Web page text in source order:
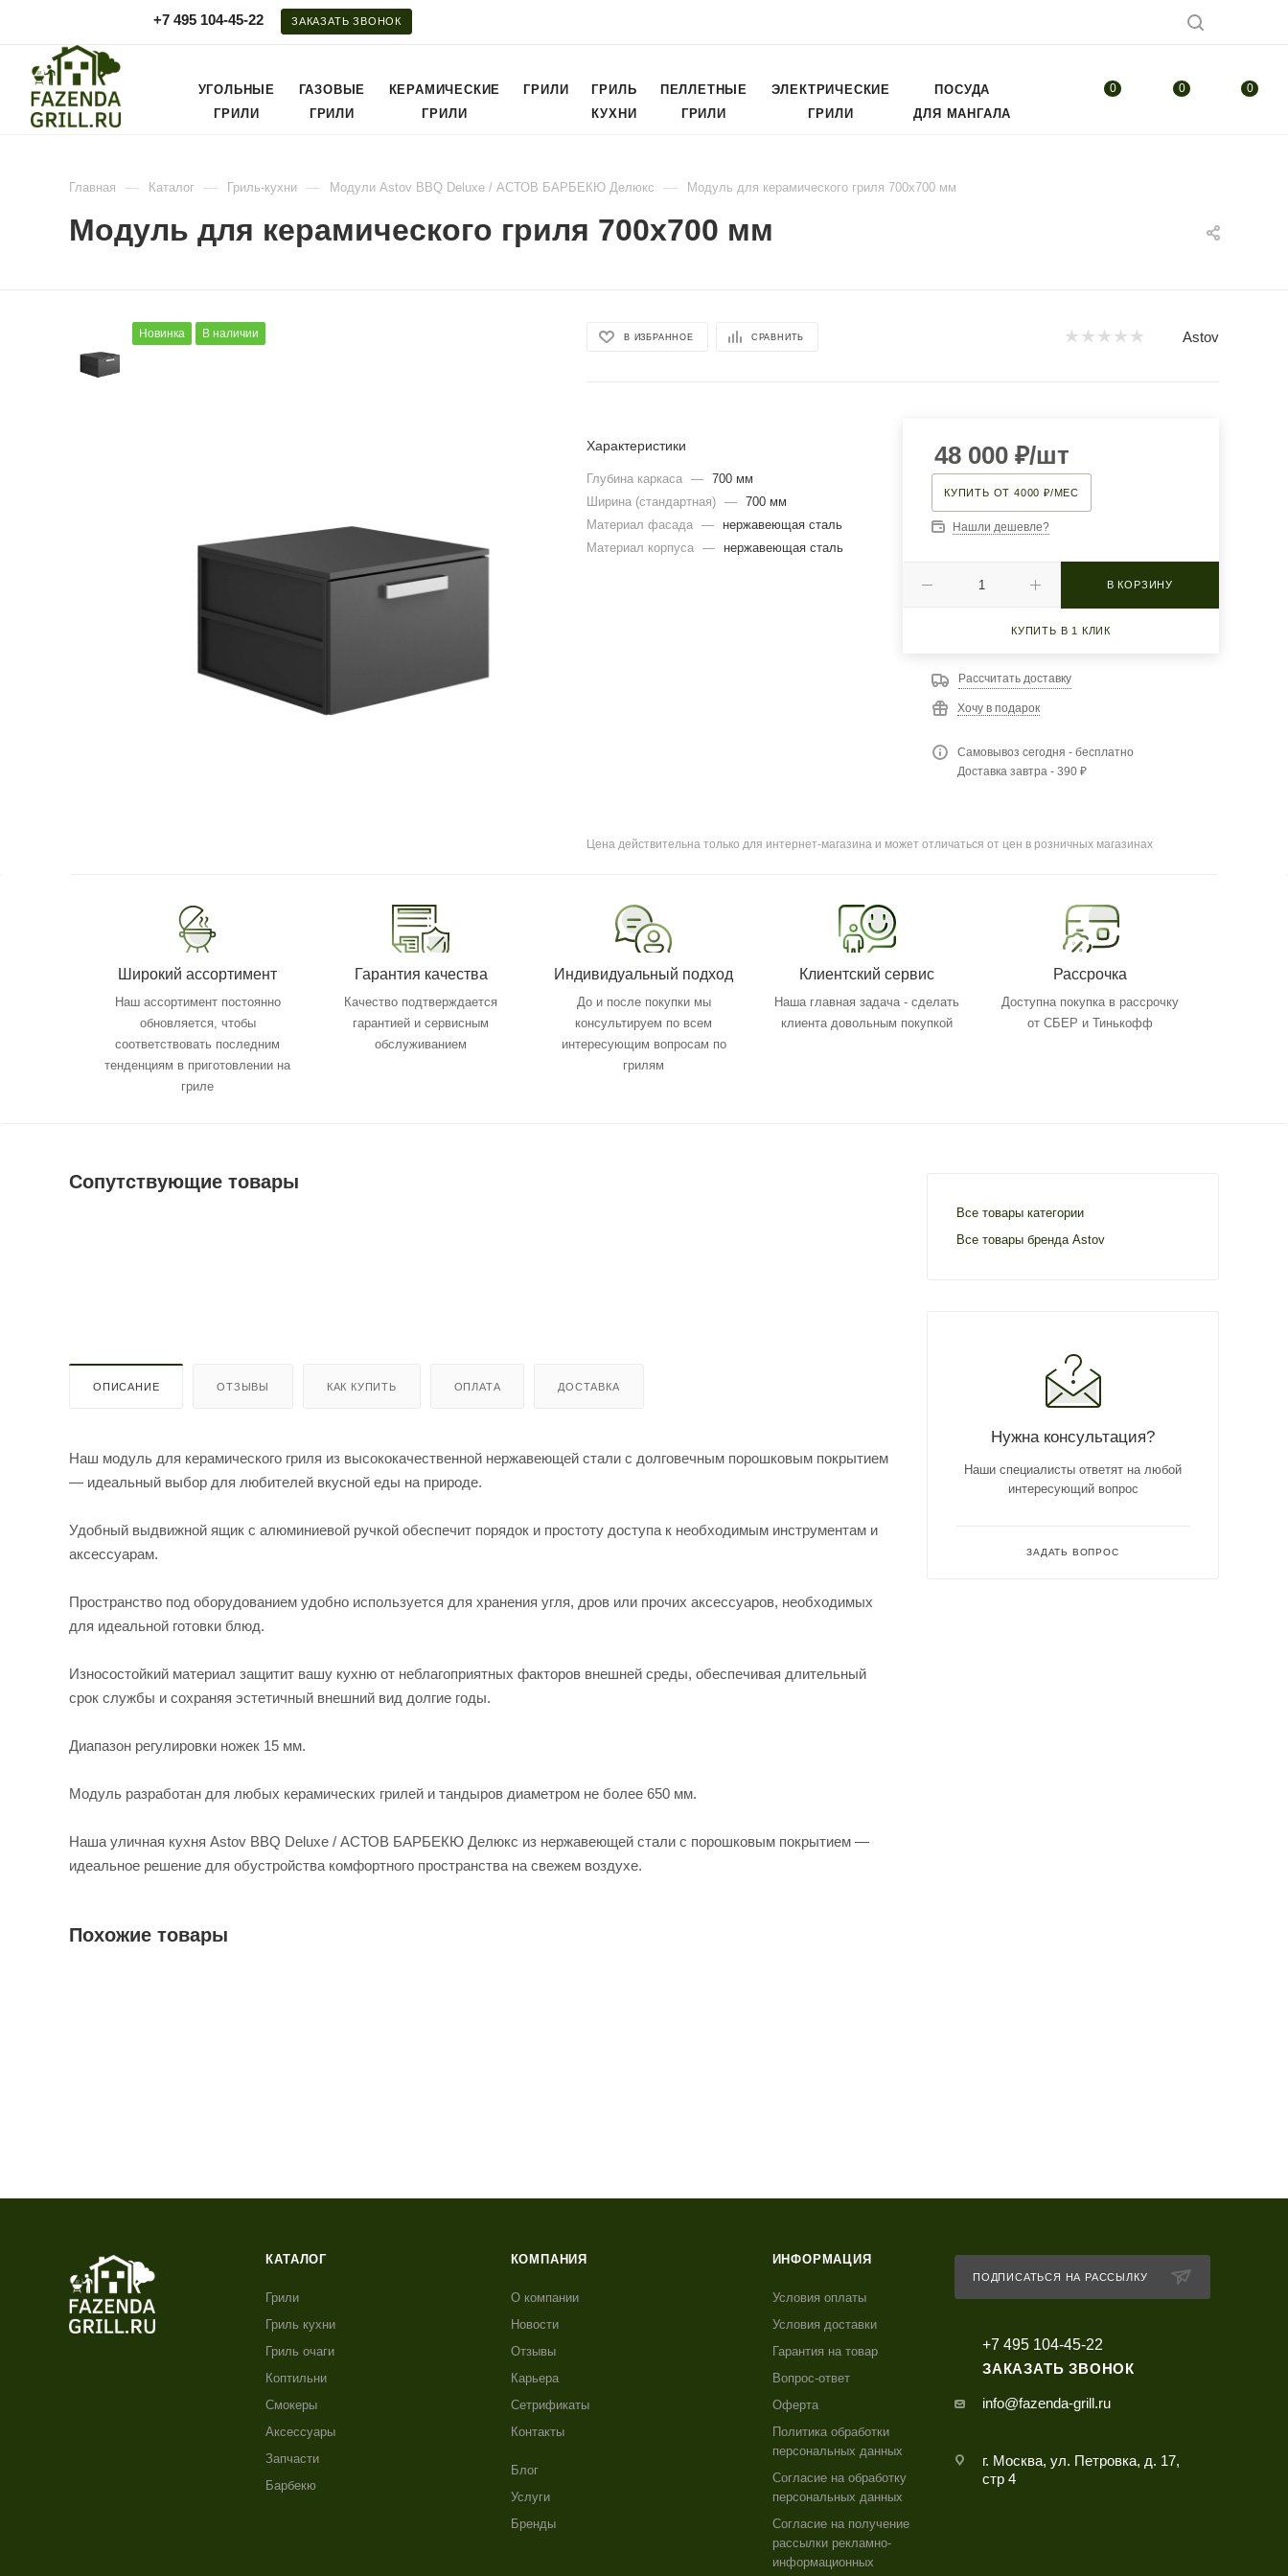
+7 495 104-45-22 ЗАКАЗАТЬ ЗВОНОК
0 0 0
УГОЛЬНЫЕ
ГРИЛИ
ГАЗОВЫЕ
ГРИЛИ
КЕРАМИЧЕСКИЕ
ГРИЛИ
ГРИЛИ
ГРИЛЬ
КУХНИ
ПЕЛЛЕТНЫЕ
ГРИЛИ
ЭЛЕКТРИЧЕСКИЕ
ГРИЛИ
ПОСУДА
ДЛЯ МАНГАЛА
Главная — Каталог — Гриль-кухни — Модули Astov BBQ Deluxe / АСТОВ БАРБЕКЮ Делюкс — Модуль для керамического гриля 700х700 мм
Модуль для керамического гриля 700х700 мм
Новинка В наличии В ИЗБРАННОЕ СРАВНИТЬ Astov
Характеристики
Глубина каркаса — 700 мм
Ширина (стандартная) — 700 мм
Материал фасада —
нержавеющая сталь
Материал корпуса — нержавеющая сталь
48 000 ₽/шт
КУПИТЬ ОТ 4000 ₽/МЕС
Нашли дешевле?
В КОРЗИНУ
КУПИТЬ В 1 КЛИК
Рассчитать доставку
Хочу в подарок
Самовывоз сегодня - бесплатно
Доставка завтра - 390 ₽
Цена действительна только для интернет-магазина и может отличаться от цен в розничных магазинах
Широкий ассортимент
Наш ассортимент постоянно
обновляется, чтобы
соответствовать последним
тенденциям в приготовлении на
гриле
Гарантия качества
Качество подтверждается
гарантией и сервисным
обслуживанием
Индивидуальный подход
До и после покупки мы
консультируем по всем
интересующим вопросам по
грилям
Клиентский сервис
Наша главная задача - сделать
клиента довольным покупкой
Рассрочка
Доступна покупка в рассрочку
от СБЕР и Тинькофф
Сопутствующие товары
ОПИСАНИЕ ОТЗЫВЫ КАК КУПИТЬ ОПЛАТА ДОСТАВКА
Наш модуль для керамического гриля из высококачественной нержавеющей стали с долговечным порошковым покрытием
— идеальный выбор для любителей вкусной еды на природе.
Удобный выдвижной ящик с алюминиевой ручкой обеспечит порядок и простоту доступа к необходимым инструментам и
аксессуарам.
Пространство под оборудованием удобно используется для хранения угля, дров или прочих аксессуаров, необходимых
для идеальной готовки блюд.
Износостойкий материал защитит вашу кухню от неблагоприятных факторов внешней среды, обеспечивая длительный
срок службы и сохраняя эстетичный внешний вид долгие годы.
Диапазон регулировки ножек 15 мм.
Модуль разработан для любых керамических грилей и тандыров диаметром не более 650 мм.
Наша уличная кухня Astov BBQ Deluxe / АСТОВ БАРБЕКЮ Делюкс из нержавеющей стали с порошковым покрытием —
идеальное решение для обустройства комфортного пространства на свежем воздухе.
Похожие товары
Все товары категории
Все товары бренда Astov
Нужна консультация?
Наши специалисты ответят на любой
интересующий вопрос
ЗАДАТЬ ВОПРОС
КАТАЛОГ
Грили
Гриль кухни
Гриль очаги
Коптильни
Смокеры
Аксессуары
Запчасти
Барбекю
КОМПАНИЯ
О компании
Новости
Отзывы
Карьера
Сетрификаты
Контакты
Блог
Услуги
Бренды
ИНФОРМАЦИЯ
Условия оплаты
Условия доставки
Гарантия на товар
Вопрос-ответ
Оферта
Политика обработки
персональных данных
Согласие на обработку
персональных данных
Согласие на получение
рассылки рекламно-
информационных
ПОДПИСАТЬСЯ НА РАССЫЛКУ
+7 495 104-45-22
ЗАКАЗАТЬ ЗВОНОК
info@fazenda-grill.ru
г. Москва, ул. Петровка, д. 17,
стр 4